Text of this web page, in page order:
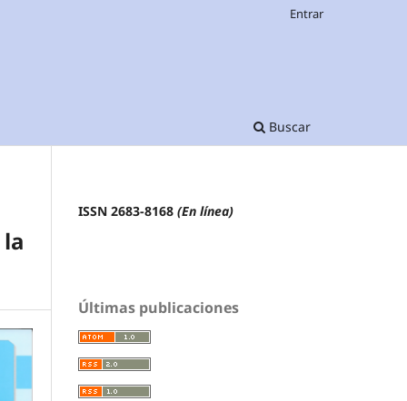
Buscar
Entrar
ISSN 2683-8168 (En línea)
Últimas publicaciones